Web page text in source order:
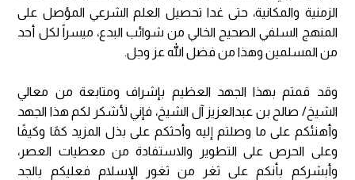
الزمنية والمكانية، حتى غدا تحصيل العلم الشرعي المؤصل على
المنهج السلفي الصحيح الخالي من شوائب البدع، ميسراً لكل أحد
من المسلمين وهذا من فضل الله عز وجل.
وقد قمتم بهذا الجهد العظيم بإشراف ومتابعة من معالي
الشيخ/ صالح بن عبدالعزيز آل الشيخ، فإني لأشكر لكم هذا الجهد
وأهنئكم على ما وصلتم إليه وأحثكم على بذل المزيد كمًا وكيفًا
وعلى الحرص على التطوير والاستفادة من معطيات العصر،
وأبشركم بأنكم على ثغر من ثغور الإسلام فعليكم بالجد